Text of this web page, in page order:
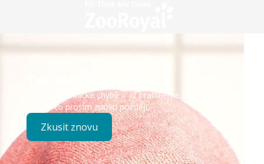
Došlo k technické chybě – již pracujeme na opravě.
Zkuste to prosím znovu později.
Zkusit znovu